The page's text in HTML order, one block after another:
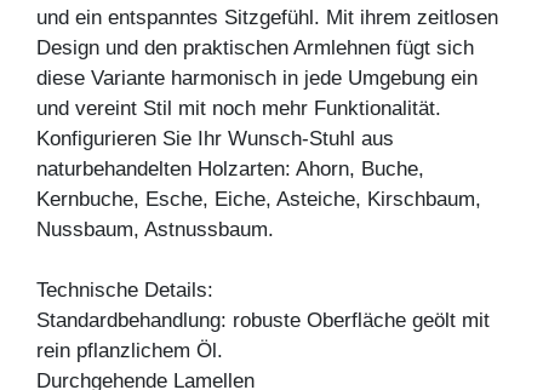
und ein entspanntes Sitzgefühl. Mit ihrem zeitlosen
Design und den praktischen Armlehnen fügt sich
diese Variante harmonisch in jede Umgebung ein
und vereint Stil mit noch mehr Funktionalität.
Konfigurieren Sie Ihr Wunsch-Stuhl aus
naturbehandelten Holzarten: Ahorn, Buche,
Kernbuche, Esche, Eiche, Asteiche, Kirschbaum,
Nussbaum, Astnussbaum.
Technische Details:
Standardbehandlung: robuste Oberfläche geölt mit
rein pflanzlichem Öl.
Durchgehende Lamellen